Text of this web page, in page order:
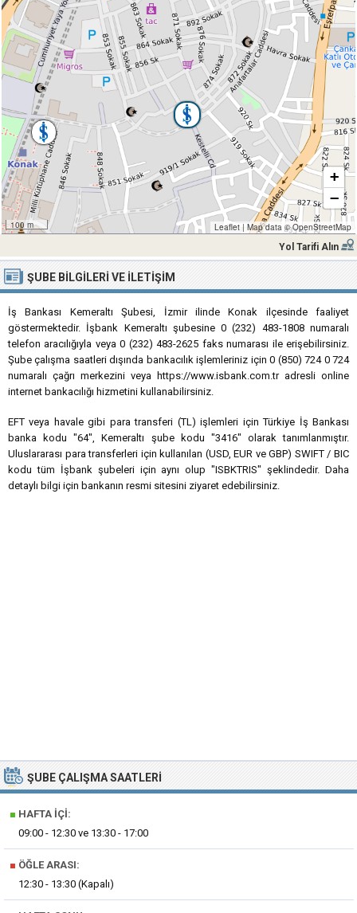
100 m
+
−
Leaflet | Map data ©OpenStreetMap
Yol Tarifi Alın
ŞUBE BILGILERI VE İLETIŞIM
İş Bankası Kemeraltı Şubesi, İzmir ilinde Konak ilçesinde faaliyet
göstermektedir. İşbank Kemeraltı şubesine 0 (232) 483-1808 numaralı
telefon aracılığıyla veya 0 (232) 483-2625 faks numarası ile erişebilirsiniz.
Şube çalışma saatleri dışında bankacılık işlemleriniz için 0 (850) 724 0 724
numaralı çağrı merkezini veya https://www.isbank.com.tr adresli online
internet bankacılığı hizmetini kullanabilirsiniz.
EFT veya havale gibi para transferi (TL) işlemleri için Türkiye İş Bankası
banka kodu "64", Kemeraltı şube kodu "3416" olarak tanımlanmıştır.
Uluslararası para transferleri için kullanılan (USD, EUR ve GBP) SWIFT / BIC
kodu tüm İşbank şubeleri için aynı olup "ISBKTRIS" şeklindedir. Daha
detaylı bilgi için bankanın resmi sitesini ziyaret edebilirsiniz.
ŞUBE ÇALIŞMA SAATLERI
■ HAFTA İÇI:
09:00 - 12:30 ve 13:30 - 17:00
■ ÖĞLE ARASI:
12:30 - 13:30 (Kapalı)